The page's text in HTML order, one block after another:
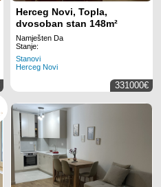
Herceg Novi, Topla,
dvosoban stan 148m²
Namješten Da
Stanje:
Stanovi
Herceg Novi
331000€